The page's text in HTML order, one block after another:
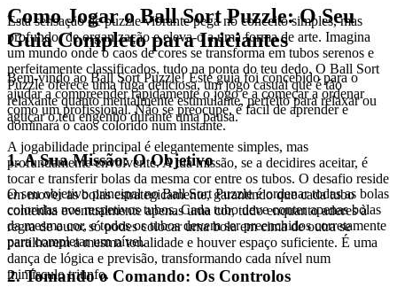
Esta sensação de puzzle vibrante pega no conceito simples, mas
profundo, de organização e eleva-o a uma forma de arte. Imagina
um mundo onde o caos de cores se transforma em tubos serenos e
perfeitamente classificados, tudo na ponta do teu dedo. O Ball Sort
Puzzle oferece uma fuga deliciosa, um jogo casual que é tão
relaxante quanto mentalmente estimulante, perfeito para relaxar ou
aguçar o teu engenho durante uma pausa.
A jogabilidade principal é elegantemente simples, mas
profundamente envolvente. A tua missão, se a decidires aceitar, é
tocar e transferir bolas da mesma cor entre os tubos. O desafio reside
em mover as bolas estrategicamente, garantindo que cada tubo
contenha eventualmente apenas uma cor, tudo enquanto aderes à
regra de ouro: só podes colocar uma bola em cima de outra se
partilharem a mesma tonalidade e houver espaço suficiente. É uma
dança de lógica e previsão, transformando cada nível num
minúsculo triunfo.
Como Jogar o Ball Sort Puzzle: O Seu
Guia Completo para Iniciantes
Bem-vindo ao Ball Sort Puzzle! Este guia foi concebido para o
ajudar a compreender rapidamente o jogo e a começar a ordenar
como um profissional. Não se preocupe, é fácil de aprender e
dominará o caos colorido num instante.
1. A Sua Missão: O Objetivo
O seu objetivo principal no Ball Sort Puzzle é ordenar todas as bolas
coloridas nos respetivos tubos. Cada tubo deve conter apenas bolas
da mesma cor, e todos os tubos devem ser preenchidos corretamente
para completar um nível.
2. Tomando o Comando: Os Controlos